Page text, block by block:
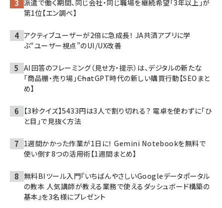
派遣で働く期間、同じ会社・同じ職場を継続希望「3年以上」が
第1位【エン調べ】
アクティブユーザーが2倍に急成長！ JA共済アプリに学
ぶ“ユーザー視点”のUI/UX改善
AI回答のフレーミング（見せ方・提示）は、デジタルの新たな
「商品棚・売り場」――ChatGPT時代の新しい購買行動【SEOまと
め】
【3秒クイズ】5433円は3人で割り切れる？ 電卓を使わずに「ひ
と目」で見抜く方法
1週間かかった作業が1日に！ Gemini Notebookを無料で
使い倒す8つの活用術【1週間まとめ】
無料BIツール入門『いちばんやさしいGoogleデータポータル
の教本 人気講師が教える業務で使えるダッシュボード構築の
基本』を3名様にプレゼント